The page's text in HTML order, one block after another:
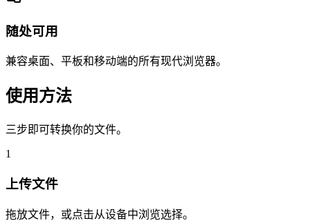
随处可用
兼容桌面、平板和移动端的所有现代浏览器。
使用方法
三步即可转换你的文件。
1
上传文件
拖放文件，或点击从设备中浏览选择。